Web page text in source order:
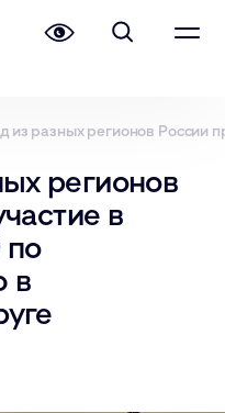
из разных регионов
регионов
в
в